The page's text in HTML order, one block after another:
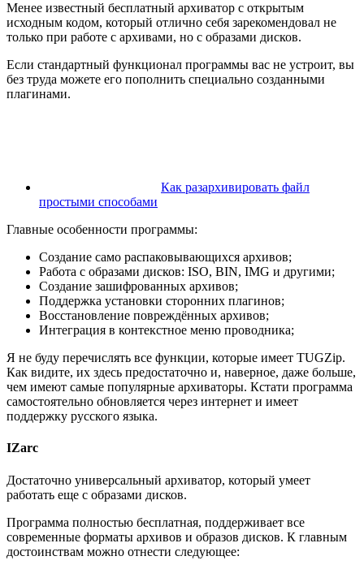
Менее известный бесплатный архиватор с открытым
исходным кодом, который отлично себя зарекомендовал не
только при работе с архивами, но с образами дисков.
Если стандартный функционал программы вас не устроит, вы
без труда можете его пополнить специально созданными
плагинами.
Как разархивировать файл
простыми способами
Главные особенности программы:
Создание само распаковывающихся архивов;
Работа с образами дисков: ISO, BIN, IMG и другими;
Создание зашифрованных архивов;
Поддержка установки сторонних плагинов;
Восстановление повреждённых архивов;
Интеграция в контекстное меню проводника;
Я не буду перечислять все функции, которые имеет TUGZip.
Как видите, их здесь предостаточно и, наверное, даже больше,
чем имеют самые популярные архиваторы. Кстати программа
самостоятельно обновляется через интернет и имеет
поддержку русского языка.
IZarc
Достаточно универсальный архиватор, который умеет
работать еще с образами дисков.
Программа полностью бесплатная, поддерживает все
современные форматы архивов и образов дисков. К главным
достоинствам можно отнести следующее: